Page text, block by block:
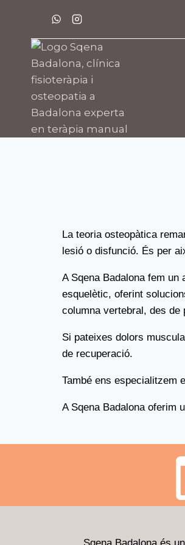
La teoria osteopàtica
lesió o disfunció. És per
A Sqena Badalona fem
esquelètic, oferint
columna vertebral, des
Si pateixes dolors
de recuperació.
També ens especialitzem
A Sqena Badalona oferim